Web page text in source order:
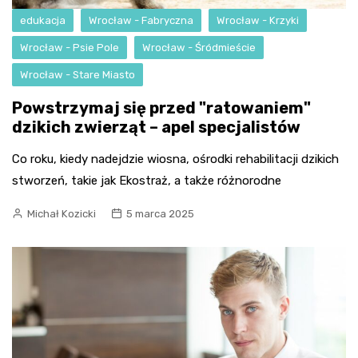
edukacja Wrocław - Fabryczna Wrocław - Krzyki
Wrocław - Psie Pole Wrocław - Śródmieście
Wrocław - Stare Miasto
Powstrzymaj się przed "ratowaniem"
dzikich zwierząt – apel specjalistów
Co roku, kiedy nadejdzie wiosna, ośrodki rehabilitacji dzikich
stworzeń, takie jak Ekostraż, a także różnorodne
Michał Kozicki 5 marca 2025